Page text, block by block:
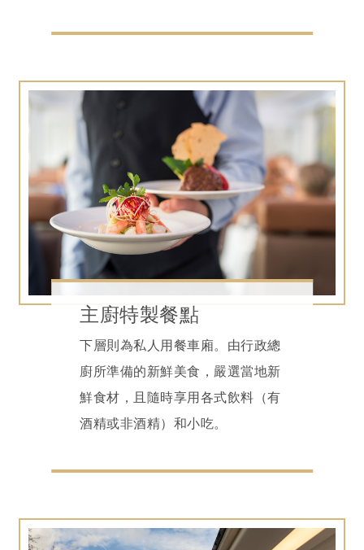
主廚特製餐點
下層則為私人用餐車廂。由行政總
廚所準備的新鮮美食，嚴選當地新
鮮食材，且隨時享用各式飲料（有
酒精或非酒精）和小吃。